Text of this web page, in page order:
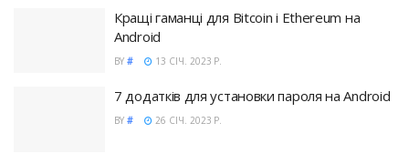
Кращі гаманці для Bitcoin і Ethereum на
Android
BY # 13 СІЧ. 2023 Р.
7 додатків для установки пароля на Android
BY # 26 СІЧ. 2023 Р.